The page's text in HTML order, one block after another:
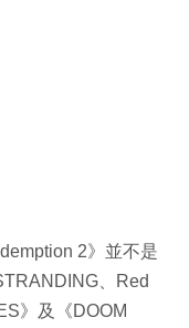
2》並不是
、Red
》及《DOOM